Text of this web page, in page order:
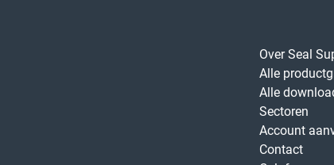
Over Seal
Alle
Alle
Sectoren
Account
Contact